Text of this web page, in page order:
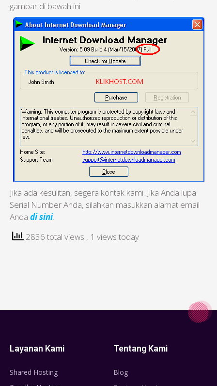
gambar di bawah ini.
Jika ada kesulitan, segera kontak kami. Jika Anda lupa
Serial Number Anda, silahkan masukkan alamat email
Anda di sini.
2836 total views , 1 views today
Layanan Kami
Shared Hosting
Tentang Kami
Blog